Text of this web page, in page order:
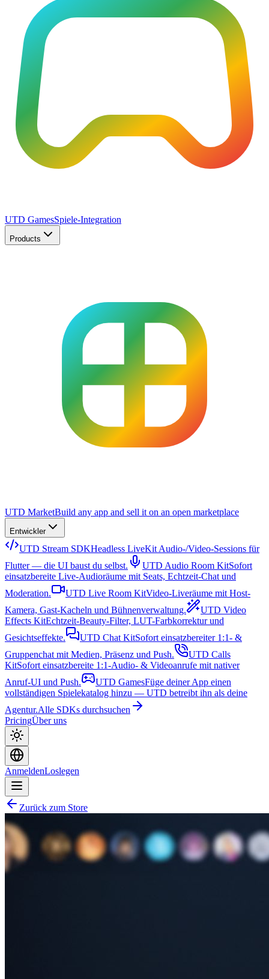
UTD GamesSpiele-Integration
Products
UTD MarketBuild any app and sell it on an open marketplace
Entwickler
UTD Stream SDKHeadless LiveKit Audio-/Video-Sessions für
Flutter — die UI baust du selbst.
UTD Audio Room KitSofort
einsatzbereite Live-Audioräume mit Seats, Echtzeit-Chat und
Moderation.
UTD Live Room KitVideo-Liveräume mit Host-
Kamera, Gast-Kacheln und Bühnenverwaltung.
UTD Video
Effects KitEchtzeit-Beauty-Filter, LUT-Farbkorrektur und
Gesichtseffekte.
UTD Chat KitSofort einsatzbereiter 1:1- &
Gruppenchat mit Medien, Präsenz und Push.
UTD Calls
KitSofort einsatzbereite 1:1-Audio- & Videoanrufe mit nativer
Anruf-UI und Push.
UTD GamesFüge deiner App einen
vollständigen Spielekatalog hinzu — UTD betreibt ihn als deine
Agentur.Alle SDKs durchsuchen
PricingÜber uns
AnmeldenLoslegen
Zurück zum Store